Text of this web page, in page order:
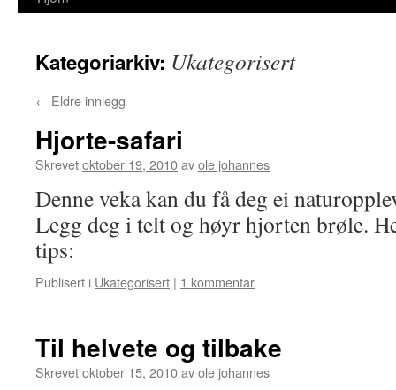
innhold
Kategoriarkiv: Ukategorisert
← Eldre innlegg
Hjorte-safari
Skrevetoktober 19, 2010avole johannes
Denne veka kan du få deg ei
Legg deg i telt og høyr hjorten brøle.
tips:
Publisert i Ukategorisert | 1 kommentar
Til helvete og tilbake
Skrevetoktober 15, 2010avole johannes